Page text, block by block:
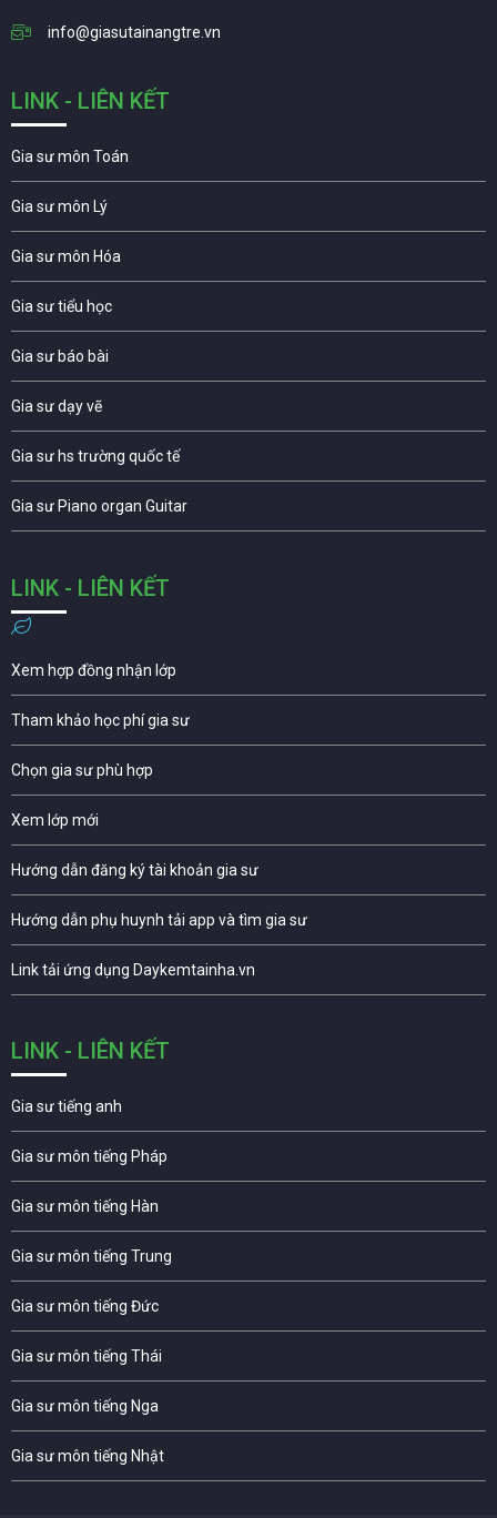
info@giasutainangtre.vn
LINK - LIÊN KẾT
Gia sư môn Toán
Gia sư môn Lý
Gia sư môn Hóa
Gia sư tiểu học
Gia sư báo bài
Gia sư dạy vẽ
Gia sư hs trường quốc tế
Gia sư Piano organ Guitar
LINK - LIÊN KẾT
Xem hợp đồng nhận lớp
Tham khảo học phí gia sư
Chọn gia sư phù hợp
Xem lớp mới
Hướng dẫn đăng ký tài khoản gia sư
Hướng dẫn phụ huynh tải app và tìm gia sư
Link tải ứng dụng Daykemtainha.vn
LINK - LIÊN KẾT
Gia sư tiếng anh
Gia sư môn tiếng Pháp
Gia sư môn tiếng Hàn
Gia sư môn tiếng Trung
Gia sư môn tiếng Đức
Gia sư môn tiếng Thái
Gia sư môn tiếng Nga
Gia sư môn tiếng Nhật